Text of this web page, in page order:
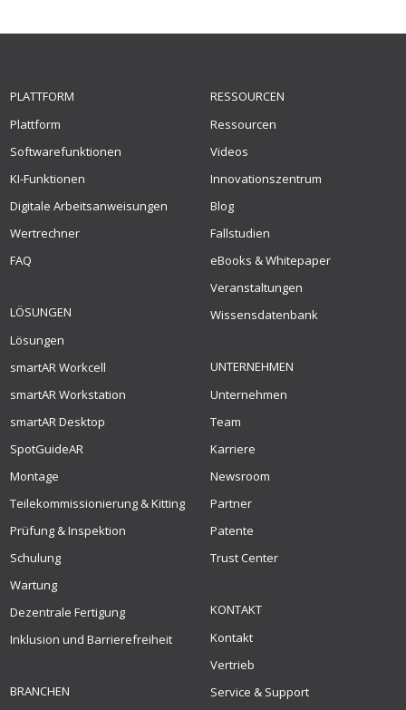
PLATTFORM
Plattform
Softwarefunktionen
KI-Funktionen
Digitale Arbeitsanweisungen
Wertrechner
FAQ
LÖSUNGEN
Lösungen
smartAR Workcell
smartAR Workstation
smartAR Desktop
SpotGuideAR
Montage
Teilekommissionierung & Kitting
Prüfung & Inspektion
Schulung
Wartung
Dezentrale Fertigung
Inklusion und Barrierefreiheit
BRANCHEN
RESSOURCEN
Ressourcen
Videos
Innovationszentrum
Blog
Fallstudien
eBooks & Whitepaper
Veranstaltungen
Wissensdatenbank
UNTERNEHMEN
Unternehmen
Team
Karriere
Newsroom
Partner
Patente
Trust Center
KONTAKT
Kontakt
Vertrieb
Service & Support